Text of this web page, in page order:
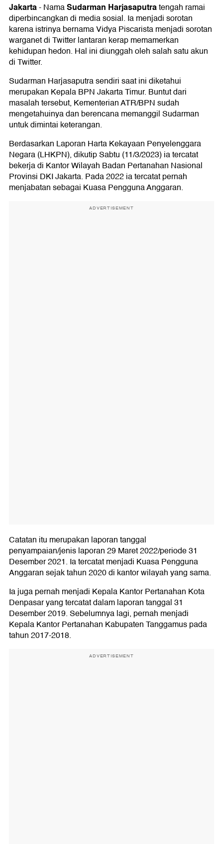
Jakarta-NamaSudarman Harjasaputratengah ramai
diperbincangkan di media sosial. Ia menjadi sorotan
karena istrinya bernama Vidya Piscarista menjadi sorotan
warganet di Twitter lantaran kerap memamerkan
kehidupan hedon. Hal ini diunggah oleh salah satu akun
di Twitter.
Sudarman Harjasaputra sendiri saat ini diketahui
merupakan Kepala BPN Jakarta Timur. Buntut dari
masalah tersebut, Kementerian ATR/BPN sudah
mengetahuinya dan berencana memanggil Sudarman
untuk dimintai keterangan.
Berdasarkan Laporan Harta Kekayaan Penyelenggara
Negara (LHKPN), dikutip Sabtu (11/3/2023) ia tercatat
bekerja di Kantor Wilayah Badan Pertanahan Nasional
Provinsi DKI Jakarta. Pada 2022 ia tercatat pernah
menjabatan sebagai Kuasa Pengguna Anggaran.
ADVERTISEMENT
Catatan itu merupakan laporan tanggal
penyampaian/jenis laporan 29 Maret 2022/periode 31
Desember 2021. Ia tercatat menjadi Kuasa Pengguna
Anggaran sejak tahun 2020 di kantor wilayah yang sama.
Ia juga pernah menjadi Kepala Kantor Pertanahan Kota
Denpasar yang tercatat dalam laporan tanggal 31
Desember 2019. Sebelumnya lagi, pernah menjadi
Kepala Kantor Pertanahan Kabupaten Tanggamus pada
tahun 2017-2018.
ADVERTISEMENT